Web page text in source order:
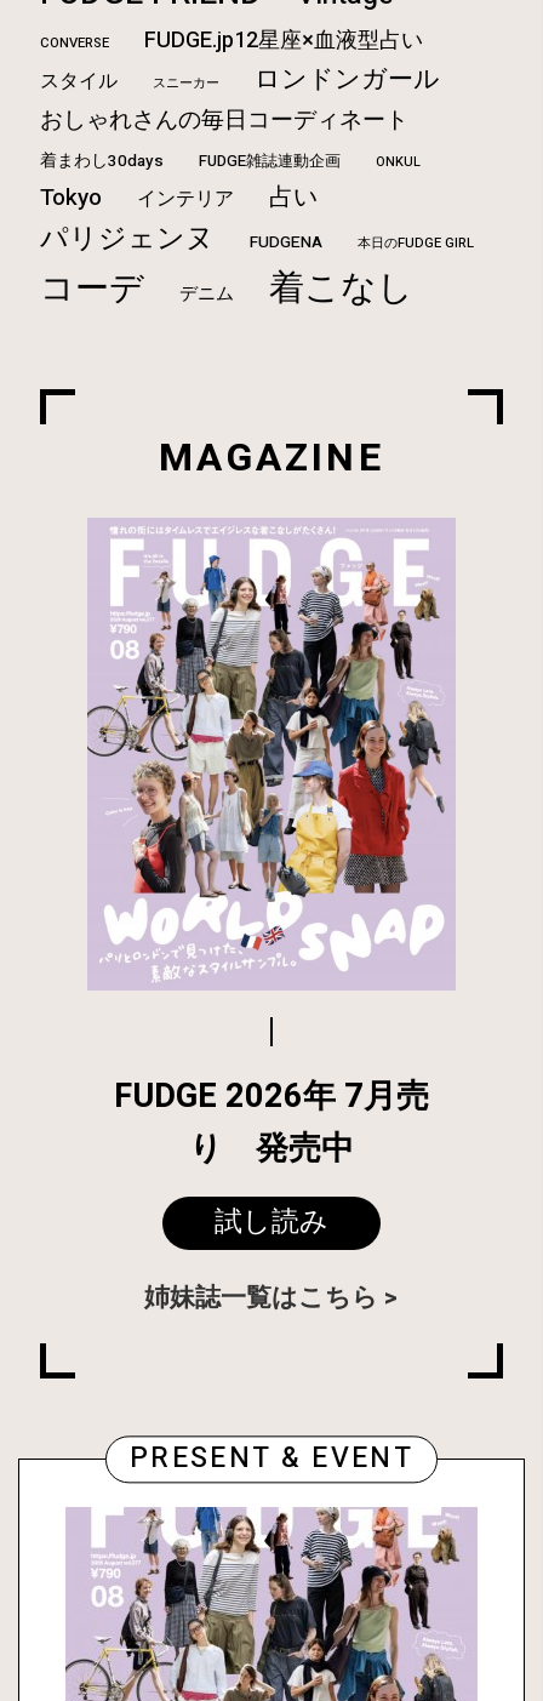
CONVERSE FUDGE.jp12星座×血液型占い
スタイル スニーカー ロンドンガール
おしゃれさんの毎日コーディネート
着まわし30days FUDGE雑誌連動企画 ONKUL
Tokyo インテリア 占い
パリジェンヌ FUDGENA 本日のFUDGE GIRL
コーデ デニム 着こなし
MAGAZINE
FUDGE 2026年 7月売
り 発売中
試し読み
姉妹誌一覧はこちら
PRESENT & EVENT